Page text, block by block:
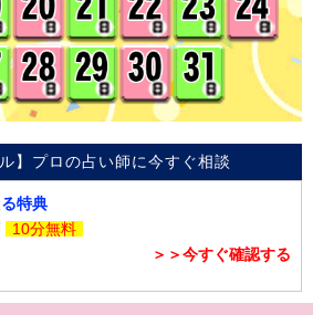
】プロの占い師に今すぐ相談
特典
10分無料
＞＞今すぐ確認する